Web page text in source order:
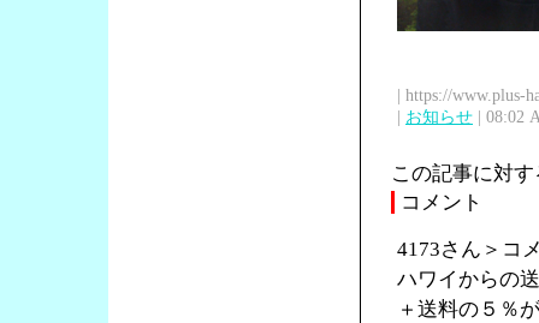
| https://www.plus-
| お知らせ | 08:02
この記事に対
コメント
4173さん＞コ
ハワイからの
＋送料の５％